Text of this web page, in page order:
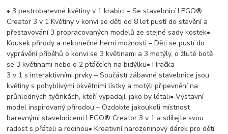
• 3 pestrobarevné květiny v 1 krabici – Se stavebnicí LEGO®
Creator 3 v 1 Květiny v konvi se děti od 8 let pustí do stavění a
přestavování 3 propracovaných modelů ze stejné sady kostek•
Kousek přírody a nekonečné herní možnosti – Děti se pustí do
vyprávění příběhů o konvi se 3 květinami a 3 motýly, o žluté botě
se 3 květinami nebo o 2 ptáčcích na bidýlku• Hračka
3 v 1 s interak­tivními prvky – Součástí zábavné stavebnice jsou
květiny s pohyblivými okvětními lístky a motýli připevnění na
průhledných tyčinkách, kteří vypadají, jako by létali• Výstavní
model inspirovaný přírodou – Ozdobte jakoukoli místnost
barevnými stavebnicemi LEGO® Creator 3 v 1 a sdílejte svou
radost s přáteli a rodinou• Kreativní narozeninový dárek pro děti